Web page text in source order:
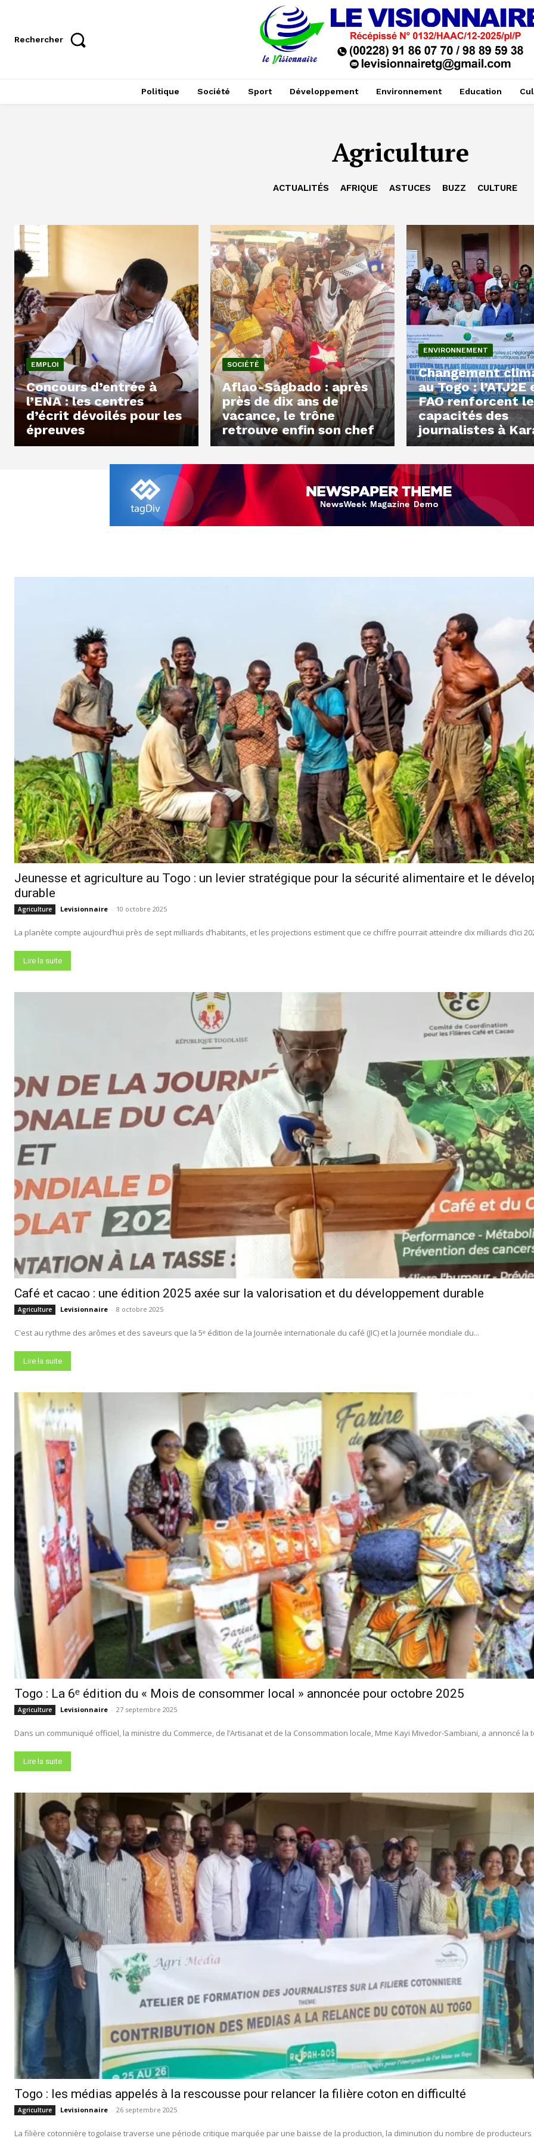
Rechercher
Politique Société Sport Développement Environnement Education
Agriculture
ACTUALITÉS AFRIQUE ASTUCES BUZZ CULTURE
EMPLOI
Concours d’entrée à
l’ENA : les centres
d’écrit dévoilés pour les
épreuves
SOCIÉTÉ
Aflao-Sagbado : après
près de dix ans de
vacance, le trône
retrouve enfin son chef
ENVIRONNEMENT
Changement
au Togo : l’ATJ2E
FAO renforcent
capacités des
journalistes à
Jeunesse et agriculture au Togo : un levier stratégique pour la sécurité alimentaire et le
durable
Agriculture Levisionnaire - 10 octobre 2025
La planète compte aujourd’hui près de sept milliards d’habitants, et les projections estiment que ce chiffre pourrait atteindre dix milliards d’ici
Lire la suite
Café et cacao : une édition 2025 axée sur la valorisation et du développement durable
Agriculture Levisionnaire - 8 octobre 2025
C'est au rythme des arômes et des saveurs que la 5ᵉ édition de la Journée internationale du café (JIC) et la Journée mondiale du...
Lire la suite
Togo : La 6ᵉ édition du « Mois de consommer local » annoncée pour octobre 2025
Agriculture Levisionnaire - 27 septembre 2025
Dans un communiqué officiel, la ministre du Commerce, de l’Artisanat et de la Consommation locale, Mme Kayi Mivedor-Sambiani, a annoncé la
Lire la suite
Togo : les médias appelés à la rescousse pour relancer la filière coton en difficulté
Agriculture Levisionnaire - 26 septembre 2025
La filière cotonnière togolaise traverse une période critique marquée par une baisse de la production, la diminution du nombre de producteurs